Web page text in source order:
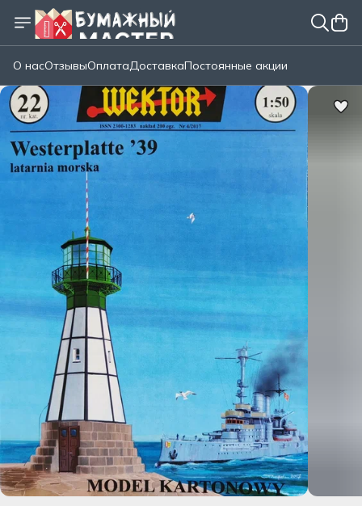
О насОтзывыОплатаДоставкаПостоянные акции